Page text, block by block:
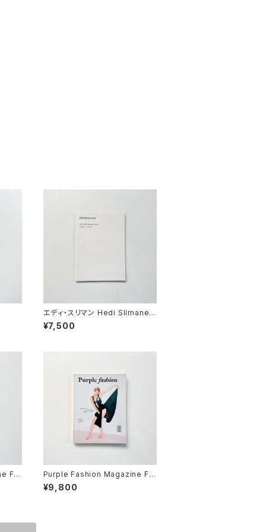
エディ・スリマン Hedi Slimane |
Interzone - The Hedi Sliman
e Purple Book
¥7,500
Fal
Iss
Purple Fashion Magazine Fal
l Winter 2004/05 Year13, nu
mber2
¥9,800